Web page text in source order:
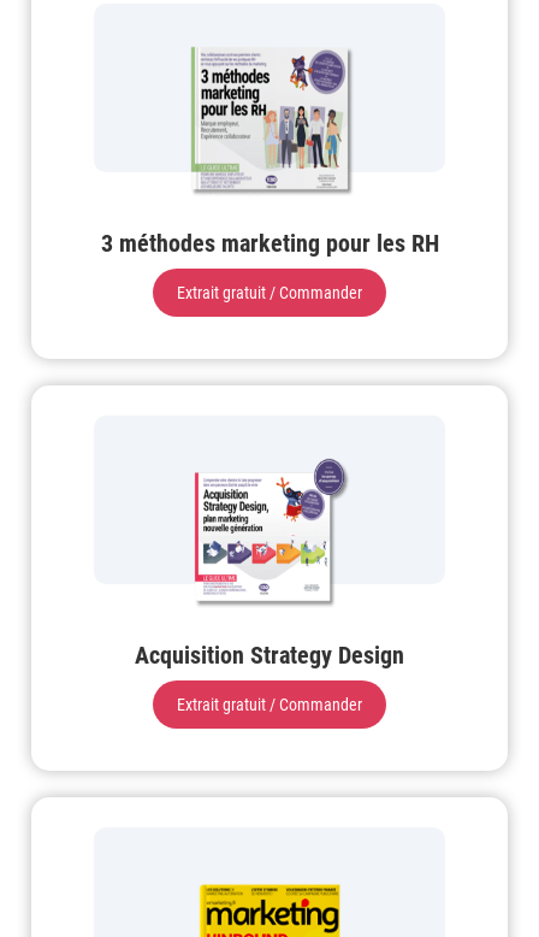
3 méthodes marketing pour les RH
Extrait gratuit / Commander
Acquisition Strategy Design
Extrait gratuit / Commander